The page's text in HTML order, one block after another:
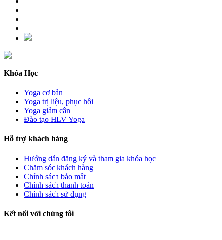
Khóa Học
Yoga cơ bản
Yoga trị liệu, phục hồi
Yoga giảm cân
Đào tạo HLV Yoga
Hỗ trợ khách hàng
Hướng dẫn đăng ký và tham gia khóa học
Chăm sóc khách hàng
Chính sách bảo mật
Chính sách thanh toán
Chính sách sử dụng
Kết nối với chúng tôi